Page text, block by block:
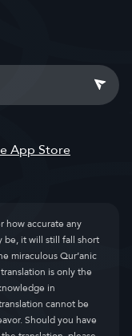
how accurate any
be, it will still fall short
miraculous Qur’anic
is only the
in
cannot be
Should you have